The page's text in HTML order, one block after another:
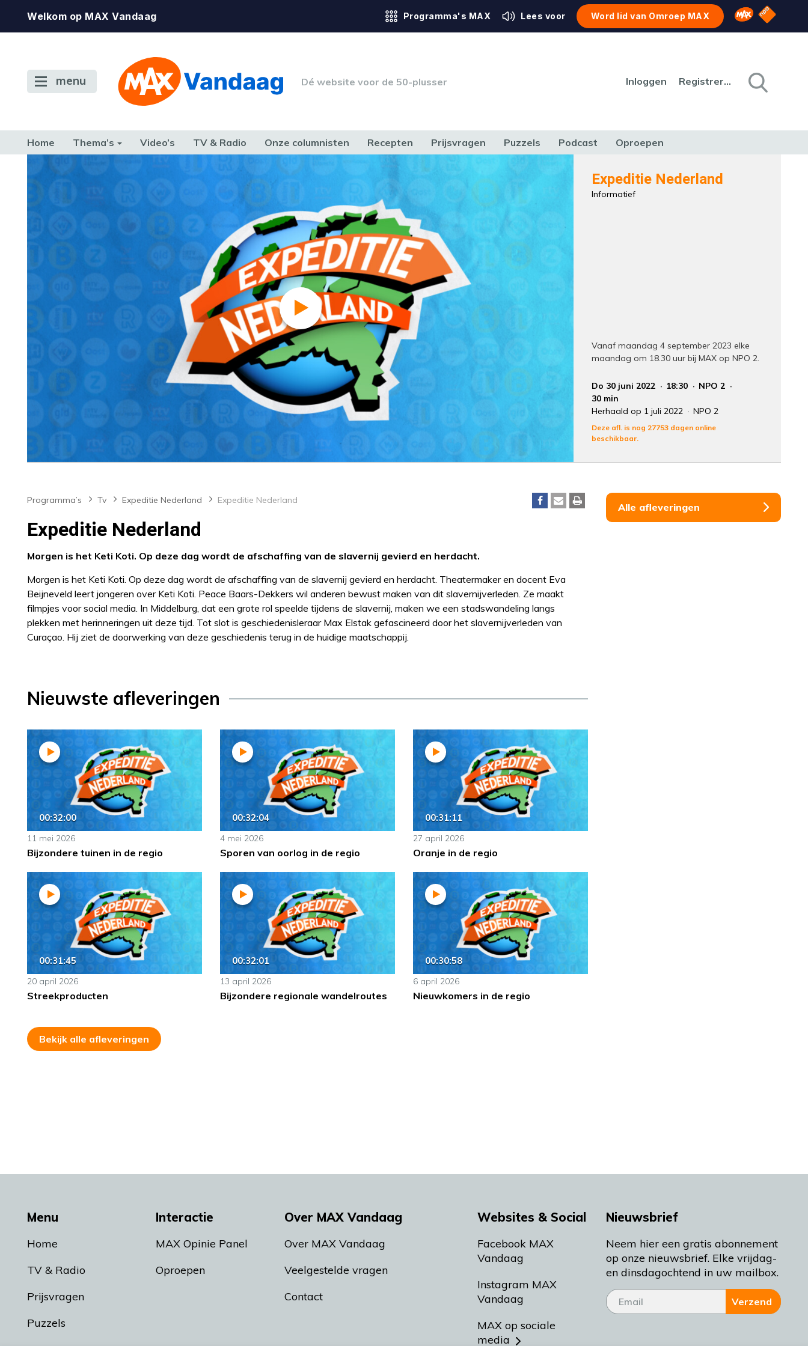
Welkom op MAX Vandaag Programma's MAX Lees voor Word lid van Omroep MAX Omroep MAX
NPO
menu Dé website voor de 50-plusser Inloggen Registreren
Home Thema’s Video’s TV & Radio Onze columnisten Recepten Prijsvragen Puzzels Podcast Oproepen
CONSUMENT
Expeditie Nederland
Informatief
Vanaf maandag 4 september 2023 elke
maandag om 18.30 uur bij MAX op NPO 2.
Do 30 juni 2022 18:30
NPO 2
30 min
Herhaald op 1 juli 2022
NPO 2
Deze afl. is nog 27753 dagen online
beschikbaar.
Programma’s Tv Expeditie Nederland Expeditie Nederland
Expeditie Nederland
Morgen is het Keti Koti. Op deze dag wordt de afschaffing van de slavernij gevierd en herdacht.
Morgen is het Keti Koti. Op deze dag wordt de afschaffing van de slavernij gevierd en herdacht. Theatermaker en docent Eva
Beijneveld leert jongeren over Keti Koti. Peace Baars-Dekkers wil anderen bewust maken van dit slavernijverleden. Ze maakt
filmpjes voor social media. In Middelburg, dat een grote rol speelde tijdens de slavernij, maken we een stadswandeling langs
plekken met herinneringen uit deze tijd. Tot slot is geschiedenisleraar Max Elstak gefascineerd door het slavernijverleden van
Curaçao. Hij ziet de doorwerking van deze geschiedenis terug in de huidige maatschappij.
Nieuwste afleveringen
00:32:00
11 mei 2026
Bijzondere tuinen in de regio
00:32:04
4 mei 2026
Sporen van oorlog in de regio
00:31:11
27 april 2026
Oranje in de regio
00:31:45
20 april 2026
Streekproducten
00:32:01
13 april 2026
Bijzondere regionale wandelroutes
00:30:58
6 april 2026
Nieuwkomers in de regio
Bekijk alle afleveringen
Alle afleveringen
Menu
Home
TV & Radio
Prijsvragen
Puzzels
Interactie
MAX Opinie Panel
Oproepen
Over MAX Vandaag
Over MAX Vandaag
Veelgestelde vragen
Contact
Websites & Social
Facebook MAX
Vandaag
Instagram MAX
Vandaag
MAX op sociale
media
Nieuwsbrief
Neem hier een gratis abonnement
op onze nieuwsbrief. Elke vrijdag-
en dinsdagochtend in uw mailbox.
Verzend